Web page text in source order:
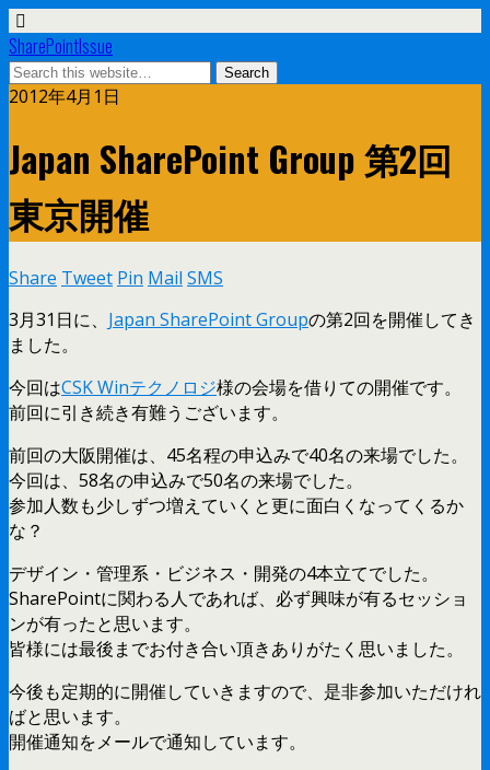
SharePointIssue
2012年4月1日
Japan SharePoint Group 第2回
東京開催
Share Tweet Pin Mail SMS
3月31日に、 Japan SharePoint Groupの第2回を開催してき
ました。
今回はCSK Winテクノロジ様の会場を借りての開催です。
前回に引き続き有難うございます。
前回の大阪開催は、45名程の申込みで40名の来場でした。
今回は、58名の申込みで50名の来場でした。
参加人数も少しずつ増えていくと更に面白くなってくるか
な？
デザイン・管理系・ビジネス・開発の4本立てでした。
SharePointに関わる人であれば、必ず興味が有るセッショ
ンが有ったと思います。
皆様には最後までお付き合い頂きありがたく思いました。
今後も定期的に開催していきますので、是非参加いただけれ
ばと思います。
開催通知をメールで通知しています。